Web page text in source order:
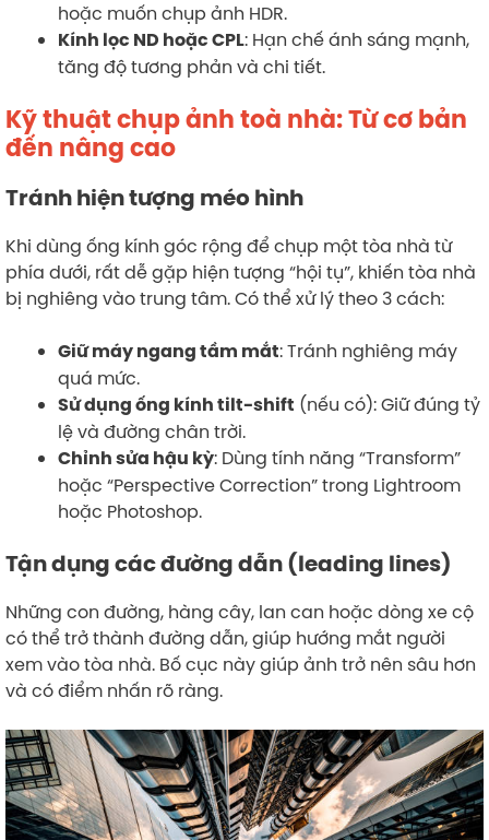
hoặc muốn chụp ảnh HDR.
Kính lọc ND hoặc CPL: Hạn chế ánh sáng mạnh,
tăng độ tương phản và chi tiết.
Kỹ thuật chụp ảnh toà nhà: Từ cơ bản
đến nâng cao
Tránh hiện tượng méo hình
Khi dùng ống kính góc rộng để chụp một tòa nhà từ
phía dưới, rất dễ gặp hiện tượng “hội tụ”, khiến tòa nhà
bị nghiêng vào trung tâm. Có thể xử lý theo 3 cách:
Giữ máy ngang tầm mắt: Tránh nghiêng máy
quá mức.
Sử dụng ống kính tilt-shift (nếu có): Giữ đúng tỷ
lệ và đường chân trời.
Chỉnh sửa hậu kỳ: Dùng tính năng “Transform”
hoặc “Perspective Correction” trong Lightroom
hoặc Photoshop.
Tận dụng các đường dẫn (leading lines)
Những con đường, hàng cây, lan can hoặc dòng xe cộ
có thể trở thành đường dẫn, giúp hướng mắt người
xem vào tòa nhà. Bố cục này giúp ảnh trở nên sâu hơn
và có điểm nhấn rõ ràng.